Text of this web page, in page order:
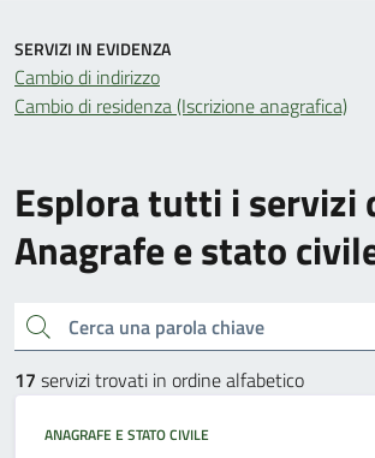
Esplora tutti i servizi
Anagrafe e stato
Cerca una parola chiave
17 servizi trovati in ordine alfabetico
ANAGRAFE E STATO CIVILE
SERVIZI IN EVIDENZA
Cambio di indirizzo
Cambio di residenza (Iscrizione anagrafica)